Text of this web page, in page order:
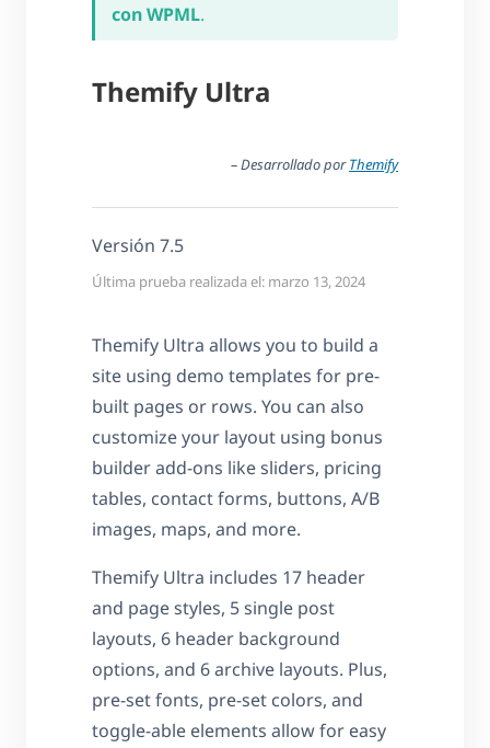
con WPML.
Themify Ultra
– Desarrollado porThemify
Versión 7.5
Última prueba realizada el: marzo 13, 2024
Themify Ultra allows you to build a
site using demo templates for pre-
built pages or rows. You can also
customize your layout using bonus
builder add-ons like sliders, pricing
tables, contact forms, buttons, A/B
images, maps, and more.
Themify Ultra includes 17 header
and page styles, 5 single post
layouts, 6 header background
options, and 6 archive layouts. Plus,
pre-set fonts, pre-set colors, and
toggle-able elements allow for easy